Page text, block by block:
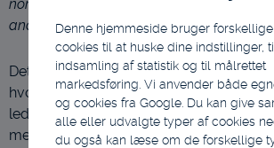
normalt ikke kunne ske ansættelse af en
andre med en meget nær tilknytning til
Det vil sige, her bliver der anlagt en ret
hvor f.eks. venner kan udelukkes fra at
ledsager hos en borger, hvis der er en
mellem borgeren og pågældende ven.
Denne hjemmeside bruger
cookies til at huske dine indstillinger,
indsamling af statistik og til målrettet
markedsføring. Vi anvender både
og cookies fra Google. Du kan give
alle eller udvalgte typer af cookies
du også kan læse om de forskellige